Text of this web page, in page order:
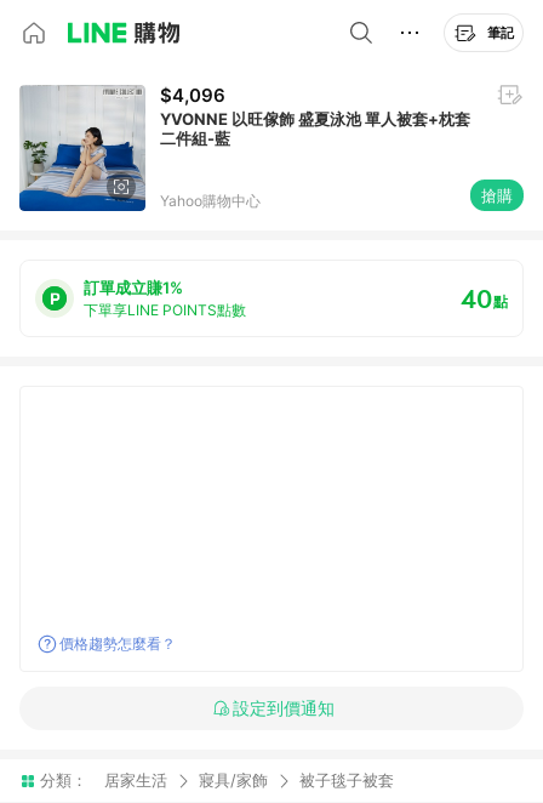
筆記
$4,096
YVONNE 以旺傢飾 盛夏泳池 單人被套+枕套
二件組-藍
Yahoo購物中心 搶購
訂單成立賺1%
下單享LINE POINTS點數 40點
價格趨勢怎麼看？
設定到價通知
分類： 居家生活 寢具/家飾 被子毯子被套